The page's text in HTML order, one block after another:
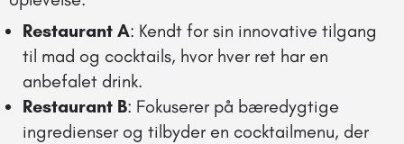
Restaurant A: Kendt for sin innovative tilgang
til mad og cocktails, hvor hver ret har en
anbefalet drink.
Restaurant B: Fokuserer på bæredygtige
ingredienser og tilbyder en cocktailmenu, der